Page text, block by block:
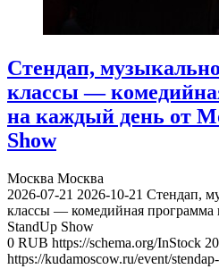
Стендап,
классы —
на каждый день от
Show
Москва Москва
2026-07-21 2026-10-21 Стендап,
классы — комедийная программа
StandUp Show
0 RUB https://schema.org/InStock
https://kudamoscow.ru/event/